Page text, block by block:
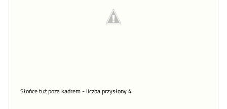
Słońce tuż poza kadrem - liczba przysłony 4